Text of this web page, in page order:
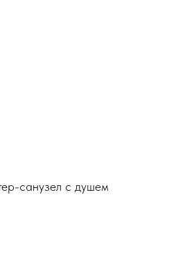
санузел с душем